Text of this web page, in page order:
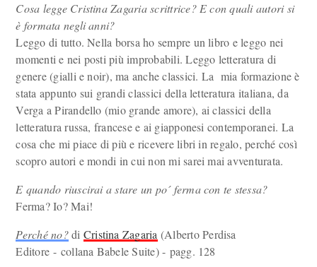
Cosa legge Cristina Zagaria scrittrice? E con quali autori si
è formata negli anni?
Leggo di tutto. Nella borsa ho sempre un libro e leggo nei
momenti e nei posti più improbabili. Leggo letteratura di
genere (gialli e noir), ma anche classici. La mia formazione è
stata appunto sui grandi classici della letteratura italiana, da
Verga a Pirandello (mio grande amore), ai classici della
letteratura russa, francese e ai giapponesi contemporanei. La
cosa che mi piace di più e ricevere libri in regalo, perché così
scopro autori e mondi in cui non mi sarei mai avventurata.
E quando riuscirai a stare un po´ ferma con te stessa?
Ferma? Io? Mai!
Perché no?di Cristina Zagaria (Alberto Perdisa
Editore - collana Babele Suite) - pagg. 128